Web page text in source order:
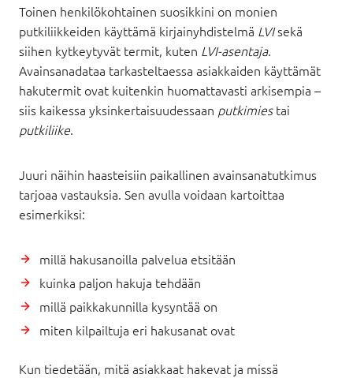
Toinen henkilökohtainen suosikkini on monien
putkiliikkeiden käyttämä kirjainyhdistelmä LVIsekä
siihen kytkeytyvät termit, kuten LVI-asentaja.
Avainsanadataa tarkasteltaessa asiakkaiden käyttämät
hakutermit ovat kuitenkin huomattavasti arkisempia –
siis kaikessa yksinkertaisuudessaan putkimiestai
putkiliike.
Juuri näihin haasteisiin paikallinen avainsanatutkimus
tarjoaa vastauksia. Sen avulla voidaan kartoittaa
esimerkiksi:
millä hakusanoilla palvelua etsitään
kuinka paljon hakuja tehdään
millä paikkakunnilla kysyntää on
miten kilpailtuja eri hakusanat ovat
Kun tiedetään, mitä asiakkaat hakevat ja missä